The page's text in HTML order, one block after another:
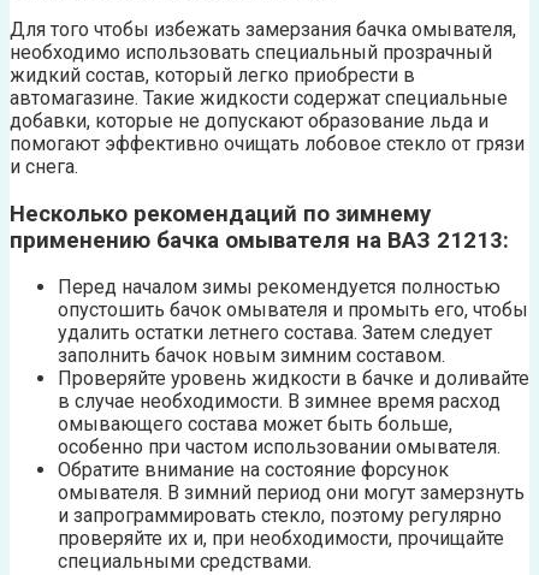
Для того чтобы избежать замерзания бачка омывателя,
необходимо использовать специальный прозрачный
жидкий состав, который легко приобрести в
автомагазине. Такие жидкости содержат специальные
добавки, которые не допускают образование льда и
помогают эффективно очищать лобовое стекло от грязи
и снега.
Несколько рекомендаций по зимнему
применению бачка омывателя на ВАЗ 21213:
Перед началом зимы рекомендуется полностью
опустошить бачок омывателя и промыть его, чтобы
удалить остатки летнего состава. Затем следует
заполнить бачок новым зимним составом.
Проверяйте уровень жидкости в бачке и доливайте
в случае необходимости. В зимнее время расход
омывающего состава может быть больше,
особенно при частом использовании омывателя.
Обратите внимание на состояние форсунок
омывателя. В зимний период они могут замерзнуть
и запрограммировать стекло, поэтому регулярно
проверяйте их и, при необходимости, прочищайте
специальными средствами.